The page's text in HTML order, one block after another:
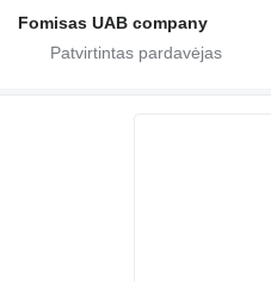
Fomisas UAB company